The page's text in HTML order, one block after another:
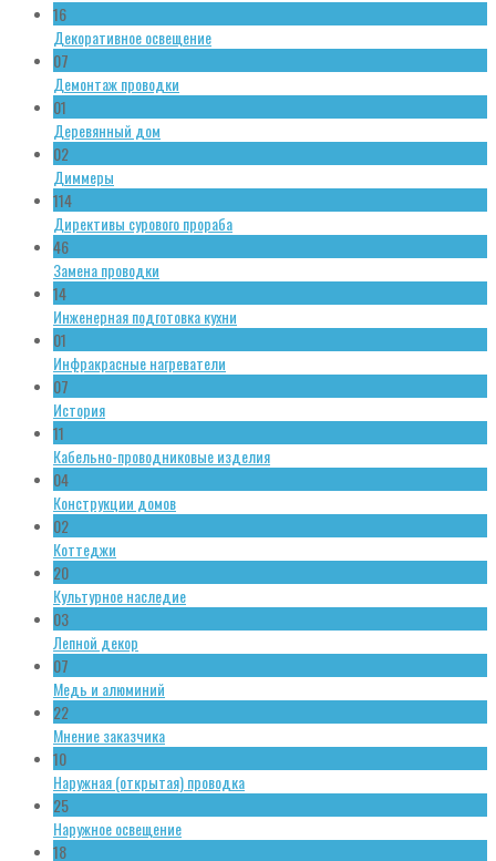
16
Декоративное освещение
07
Демонтаж проводки
01
Деревянный дом
02
Диммеры
114
Директивы сурового прораба
46
Замена проводки
14
Инженерная подготовка кухни
01
Инфракрасные нагреватели
07
История
11
Кабельно-проводниковые изделия
04
Конструкции домов
02
Коттеджи
20
Культурное наследие
03
Лепной декор
07
Медь и алюминий
22
Мнение заказчика
10
Наружная (открытая) проводка
25
Наружное освещение
18